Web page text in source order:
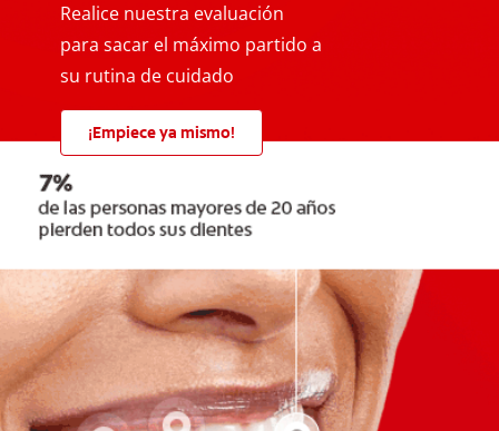
Realice nuestra evaluación
para sacar el máximo partido a
su rutina de cuidado
¡Empiece ya mismo!